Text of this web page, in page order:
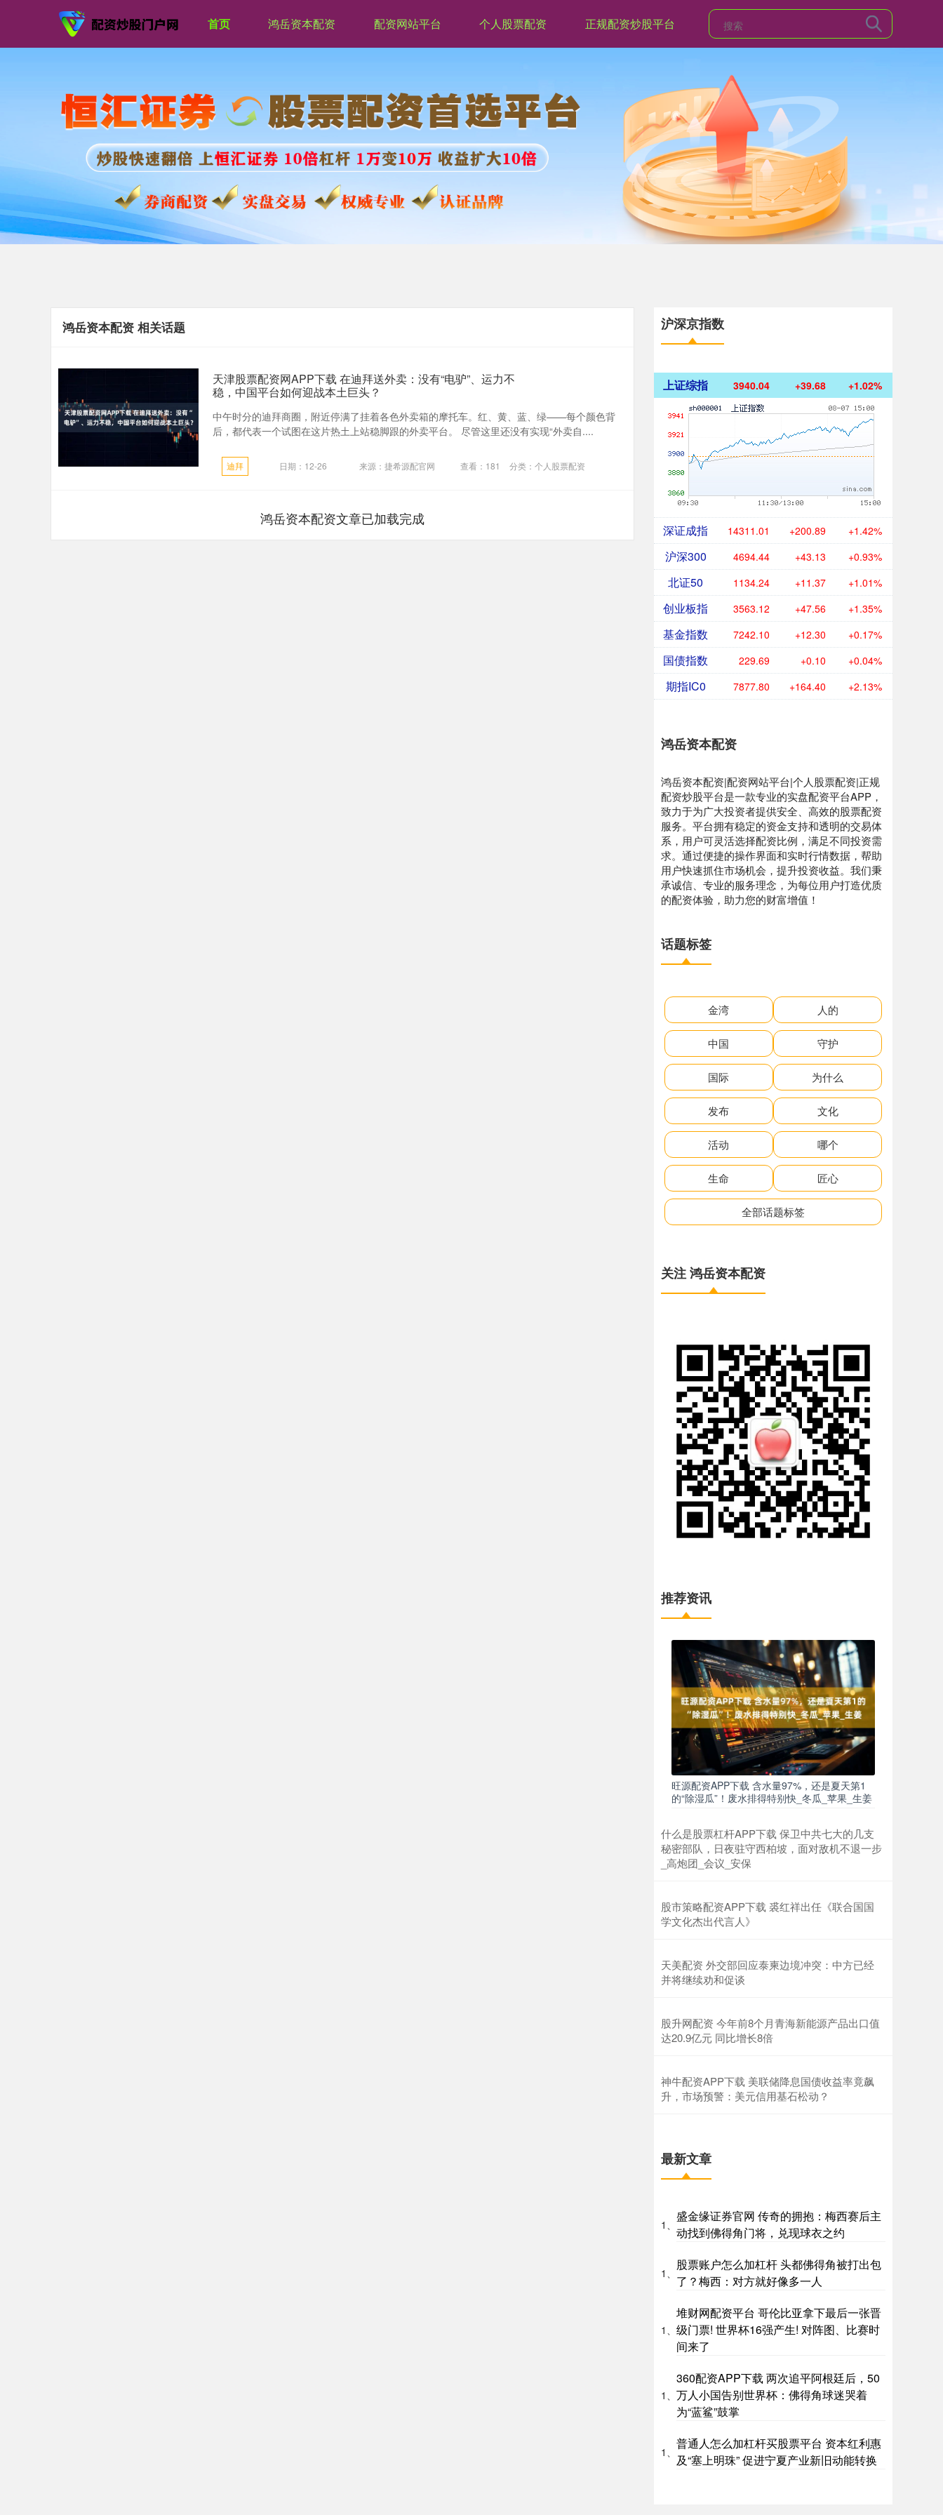
首页 鸿岳资本配资 配资网站平台 个人股票配资 正规配资炒股平台
鸿岳资本配资 相关话题
天津股票配资网APP下载 在迪拜送外卖：没有“电驴”、运力不
稳，中国平台如何迎战本土巨头？
中午时分的迪拜商圈，附近停满了挂着各色外卖箱的摩托车。红、黄、蓝、绿——每个颜色背
后，都代表一个试图在这片热土上站稳脚跟的外卖平台。 尽管这里还没有实现“外卖自....
迪拜 日期：12-26 来源：捷希源配官网 查看： 181 分类： 个人股票配资
鸿岳资本配资文章已加载完成
沪深京指数
上证综指 3940.04 +39.68 +1.02%
深证成指 14311.01 +200.89 +1.42%
沪深300 4694.44 +43.13 +0.93%
北证50 1134.24 +11.37 +1.01%
创业板指 3563.12 +47.56 +1.35%
基金指数 7242.10 +12.30 +0.17%
国债指数 229.69 +0.10 +0.04%
期指IC0 7877.80 +164.40 +2.13%
鸿岳资本配资
鸿岳资本配资|配资网站平台|个人股票配资|正规
配资炒股平台是一款专业的实盘配资平台APP，
致力于为广大投资者提供安全、高效的股票配资
服务。平台拥有稳定的资金支持和透明的交易体
系，用户可灵活选择配资比例，满足不同投资需
求。通过便捷的操作界面和实时行情数据，帮助
用户快速抓住市场机会，提升投资收益。我们秉
承诚信、专业的服务理念，为每位用户打造优质
的配资体验，助力您的财富增值！
话题标签
金湾 人的
中国 守护
国际 为什么
发布 文化
活动 哪个
生命 匠心
全部话题标签
关注 鸿岳资本配资
推荐资讯
旺源配资APP下载 含水量97%，还是夏天第1
的“除湿瓜”！废水排得特别快_冬瓜_苹果_生姜
什么是股票杠杆APP下载 保卫中共七大的几支
秘密部队，日夜驻守西柏坡，面对敌机不退一步
_高炮团_会议_安保
股市策略配资APP下载 裘红祥出任《联合国国
学文化杰出代言人》
天美配资 外交部回应泰柬边境冲突：中方已经
并将继续劝和促谈
股升网配资 今年前8个月青海新能源产品出口值
达20.9亿元 同比增长8倍
神牛配资APP下载 美联储降息国债收益率竟飙
升，市场预警：美元信用基石松动？
最新文章
1、
盛金缘证券官网 传奇的拥抱：梅西赛后主
动找到佛得角门将，兑现球衣之约
1、
股票账户怎么加杠杆 头都佛得角被打出包
了？梅西：对方就好像多一人
1、
堆财网配资平台 哥伦比亚拿下最后一张晋
级门票! 世界杯16强产生! 对阵图、比赛时
间来了
1、
360配资APP下载 两次追平阿根廷后，50
万人小国告别世界杯：佛得角球迷哭着
为“蓝鲨”鼓掌
1、
普通人怎么加杠杆买股票平台 资本红利惠
及“塞上明珠” 促进宁夏产业新旧动能转换